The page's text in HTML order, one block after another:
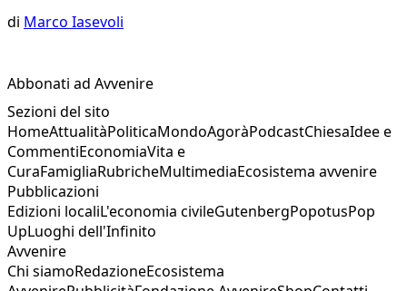
di Marco Iasevoli
Abbonati ad Avvenire
Sezioni del sito
HomeAttualitàPoliticaMondoAgoràPodcastChiesaIdee e
CommentiEconomiaVita e
CuraFamigliaRubricheMultimediaEcosistema avvenire
Pubblicazioni
Edizioni localiL'economia civileGutenbergPopotusPop
UpLuoghi dell'Infinito
Avvenire
Chi siamoRedazioneEcosistema